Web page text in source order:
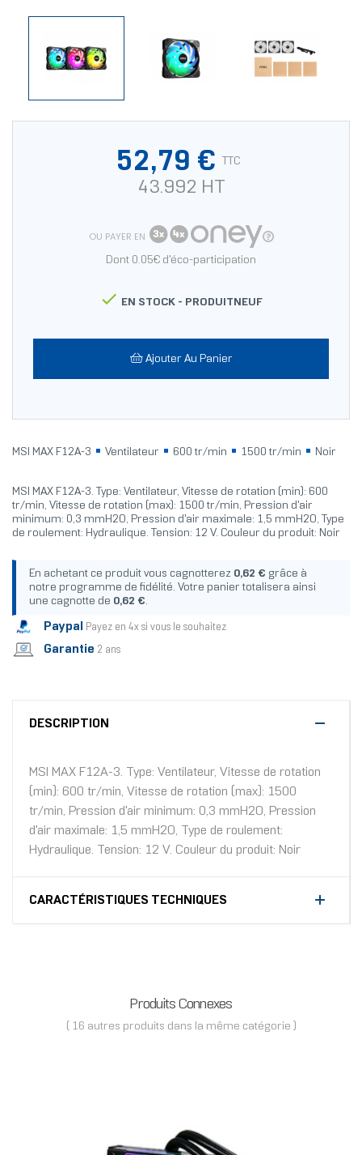
52,79 € TTC
43.992 HT
OU PAYER EN
Dont 0.05€ d'éco-participation
 EN STOCK - PRODUITNEUF
Ajouter Au Panier
MSI MAX F12A-3 Ventilateur 600 tr/min 1500 tr/min Noir
MSI MAX F12A-3. Type: Ventilateur, Vitesse de rotation (min): 600
tr/min, Vitesse de rotation (max): 1500 tr/min, Pression d'air
minimum: 0,3 mmH2O, Pression d'air maximale: 1,5 mmH2O, Type
de roulement: Hydraulique. Tension: 12 V. Couleur du produit: Noir
En achetant ce produit vous cagnotterez 0,62 € grâce à
notre programme de fidélité. Votre panier totalisera ainsi
une cagnotte de 0,62 €.
Paypal Payez en 4x si vous le souhaitez
Garantie 2 ans
DESCRIPTION
MSI MAX F12A-3. Type: Ventilateur, Vitesse de rotation
(min): 600 tr/min, Vitesse de rotation (max): 1500
tr/min, Pression d'air minimum: 0,3 mmH2O, Pression
d'air maximale: 1,5 mmH2O, Type de roulement:
Hydraulique. Tension: 12 V. Couleur du produit: Noir
CARACTÉRISTIQUES TECHNIQUES
Produits Connexes
( 16 autres produits dans la même catégorie )